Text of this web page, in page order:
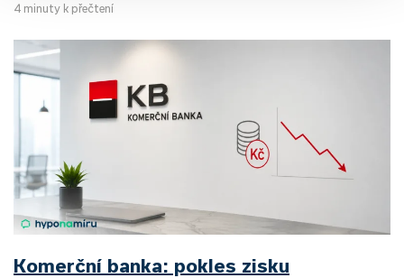
4 minuty k přečtení
Komerční banka: pokles zisku